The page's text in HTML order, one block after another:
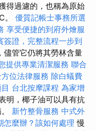
得過濾的，也稱為原始
。 優質記帳士事務所選
享受便捷的到府外燴服
簽證，完整流程一步到
儘管它仍將其勞林含量
提供專業清潔服務 聯合
位法律服務 除白蟻費
台北按摩課程 為家增
明，椰子油可以具有抗
新竹整骨服務 中式外
怎麼辦？該如何處理 慢